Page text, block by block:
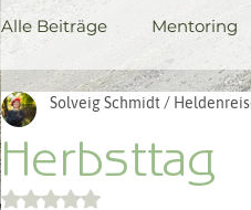
Alle Beiträge Mentoring
Argentinien zu Pferd
Herbsttag
Solveig Schmidt /
Mit NaN von 5 Sternen